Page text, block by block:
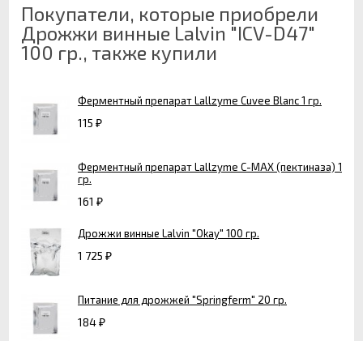
Покупатели, которые приобрели
Дрожжи винные Lalvin "ICV-D47"
100 гр., также купили
Ферментный препарат Lallzyme Cuvee Blanc 1 гр.
115 ₽
Ферментный препарат Lallzyme C-MAX (пектиназа) 1
гр.
161 ₽
Дрожжи винные Lalvin "Okay" 100 гр.
1 725 ₽
Питание для дрожжей "Springferm" 20 гр.
184 ₽